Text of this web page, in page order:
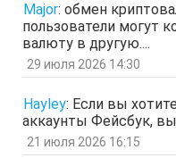
Гость
мЛЙК
ащрд
Гость
Major: обмен
пользователи могут
валюту в другую....
29 июля 2026 14:30
Hayley: Если вы
аккаунты Фейсбук,
21 июля 2026 16:15